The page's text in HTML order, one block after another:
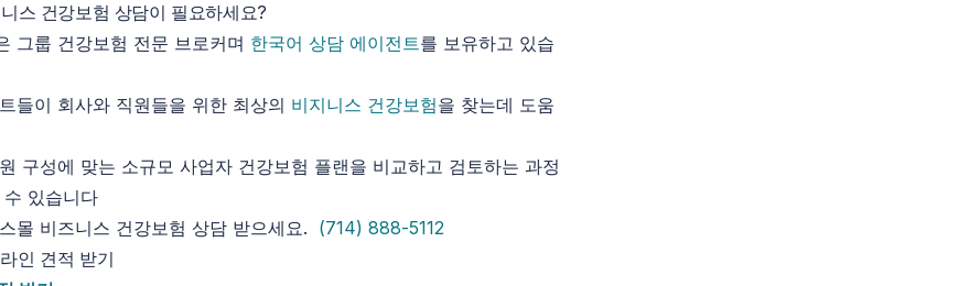
스 건강보험 상담이 필요하세요?
그룹 건강보험 전문 브로커며 한국어 상담 에이전트를 보유하고 있습
들이 회사와 직원들을 위한 최상의 비지니스 건강보험을 찾는데 도움
구성에 맞는 소규모 사업자 건강보험 플랜을 비교하고 검토하는 과정
있습니다
몰 비즈니스 건강보험 상담 받으세요. (714) 888-5112
인 견적 받기